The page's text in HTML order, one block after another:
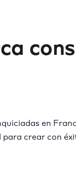
en
crear con